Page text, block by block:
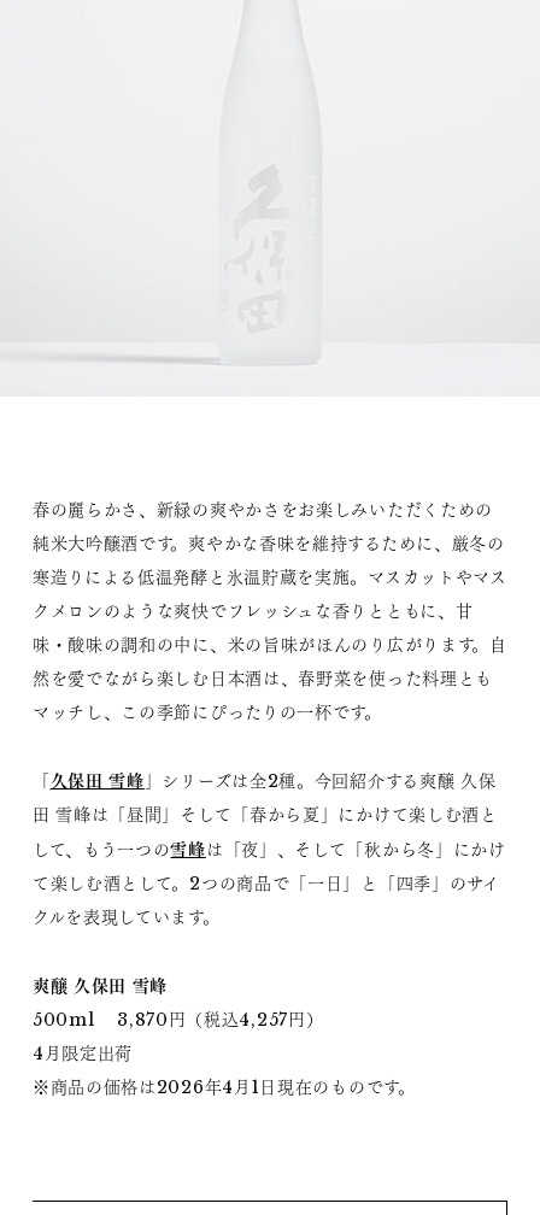
春の麗らかさ、新緑の爽やかさをお楽しみいただくための
純米大吟醸酒です。爽やかな香味を維持するために、厳冬の
寒造りによる低温発酵と氷温貯蔵を実施。マスカットやマス
クメロンのような爽快でフレッシュな香りとともに、甘
味・酸味の調和の中に、米の旨味がほんのり広がります。自
然を愛でながら楽しむ日本酒は、春野菜を使った料理とも
マッチし、この季節にぴったりの一杯です。
「久保田 雪峰 」シリーズは全2種。今回紹介する爽醸 久保
田 雪峰は「昼間」そして「春から夏」にかけて楽しむ酒と
して、もう一つの雪峰は「夜」、そして「秋から冬」にかけ
て楽しむ酒として。2つの商品で「一日」と「四季」のサイ
クルを表現しています。
爽醸 久保田 雪峰
500ml 3,870円（税込4,257円）
4月限定出荷
※商品の価格は2026年4月1日現在のものです。